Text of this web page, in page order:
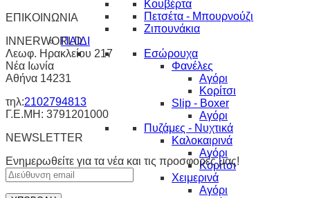
Κουβέρτα
Πετσέτα - Μπουρνούζι
Ζιπουνάκια
ΠΑΙΔΙ
Εσώρουχα
Φανέλες
Αγόρι
Κορίτσι
Slip - Boxer
Αγόρι
Πυζάμες - Νυχτικά
Καλοκαιρινά
Αγόρι
Κορίτσι
Χειμερινά
Αγόρι
ΕΠΙΚΟΙΝΩΝΙΑ
INNERWORLD
Λεωφ. Ηρακλείου 217
Νέα Ιωνία
Αθήνα 14231
τηλ:2102794813
Γ.Ε.ΜΗ: 3791201000
NEWSLETTER
Ενημερωθείτε για τα νέα και τις προσφορές μας!